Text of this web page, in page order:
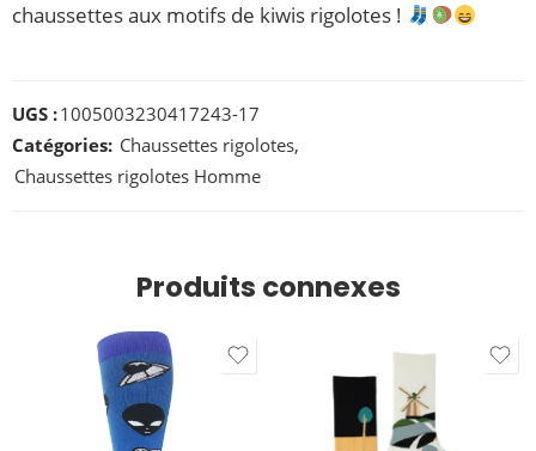
chaussettes aux motifs de kiwis rigolotes !
UGS :1005003230417243-17
Catégories: Chaussettes rigolotes,
Chaussettes rigolotes Homme
Produits connexes